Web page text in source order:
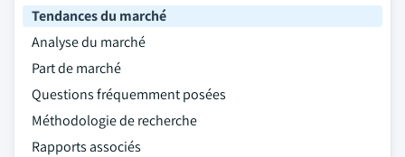
Tendances du marché
Analyse du marché
Part de marché
Questions fréquemment posées
Méthodologie de recherche
Rapports associés